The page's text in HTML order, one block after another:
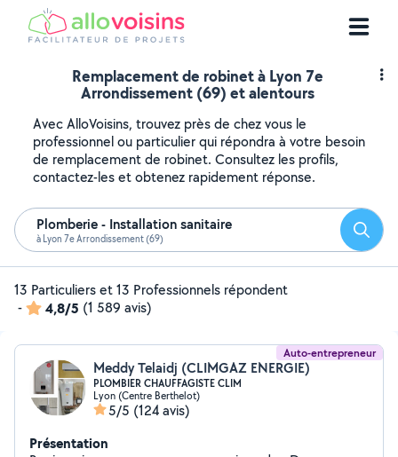
Remplacement de robinet à Lyon 7e
Arrondissement (69) et alentours
Avec AlloVoisins, trouvez près de chez vous le
professionnel ou particulier qui répondra à votre besoin
de remplacement de robinet. Consultez les profils,
contactez-les et obtenez rapidement réponse.
Plomberie - Installation sanitaire
à Lyon 7e Arrondissement (69)
13 Particuliers et 13 Professionnels répondent
-
4,8/5 (1 589 avis)
Auto-entrepreneur
Meddy Telaidj (CLIMGAZ ENERGIE)
PLOMBIER CHAUFFAGISTE CLIM
Lyon (Centre Berthelot)
5/5 (124 avis)
Présentation